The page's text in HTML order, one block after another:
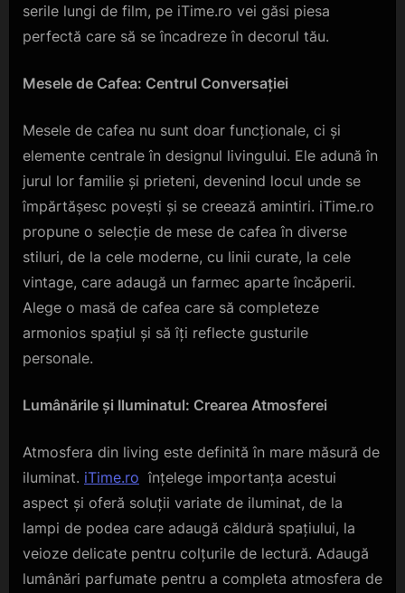
serile lungi de film, pe iTime.ro vei găsi piesa
perfectă care să se încadreze în decorul tău.
Mesele de Cafea: Centrul Conversației
Mesele de cafea nu sunt doar funcționale, ci și
elemente centrale în designul livingului. Ele adună în
jurul lor familie și prieteni, devenind locul unde se
împărtășesc povești și se creează amintiri. iTime.ro
propune o selecție de mese de cafea în diverse
stiluri, de la cele moderne, cu linii curate, la cele
vintage, care adaugă un farmec aparte încăperii.
Alege o masă de cafea care să completeze
armonios spațiul și să îți reflecte gusturile
personale.
Lumânările și Iluminatul: Crearea Atmosferei
Atmosfera din living este definită în mare măsură de
iluminat. iTime.ro înțelege importanța acestui
aspect și oferă soluții variate de iluminat, de la
lampi de podea care adaugă căldură spațiului, la
veioze delicate pentru colțurile de lectură. Adaugă
lumânări parfumate pentru a completa atmosfera de